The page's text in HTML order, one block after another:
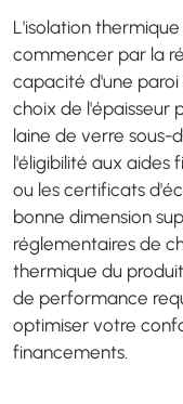
L'isolation
commencer par la
capacité d'une paroi
choix de l'épaisseur
laine de verre
l'éligibilité aux aides
ou les certificats
bonne dimension
réglementaires de
thermique du
de performance
optimiser votre
financements.